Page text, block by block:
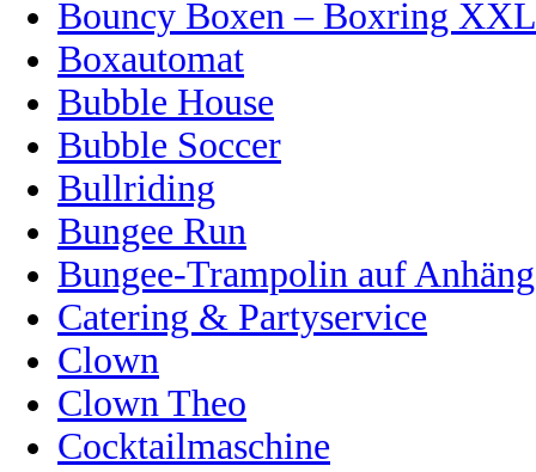
Bouncy Boxen – Boxring XXL
Boxautomat
Bubble House
Bubble Soccer
Bullriding
Bungee Run
Bungee-Trampolin auf
Catering & Partyservice
Clown
Clown Theo
Cocktailmaschine